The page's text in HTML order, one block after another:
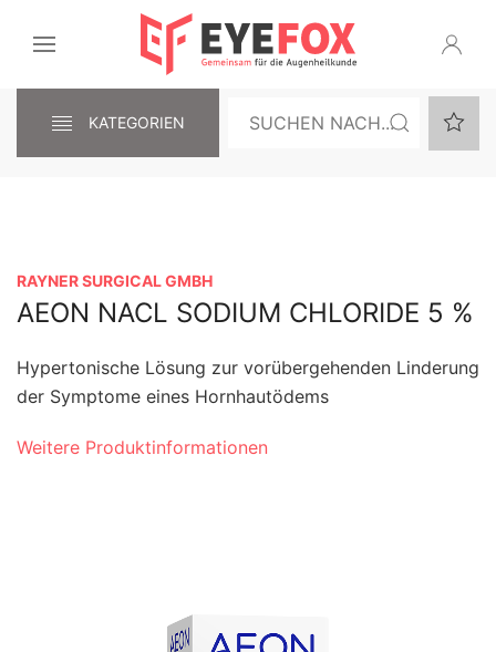
KATEGORIEN
RAYNER SURGICAL GMBH
AEON NACL SODIUM CHLORIDE 5 %
Hypertonische Lösung zur vorübergehenden Linderung
der Symptome eines Hornhautödems
Weitere Produktinformationen